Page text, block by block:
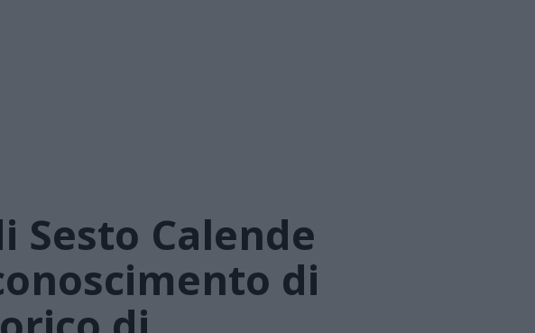
Sesto Calende
di